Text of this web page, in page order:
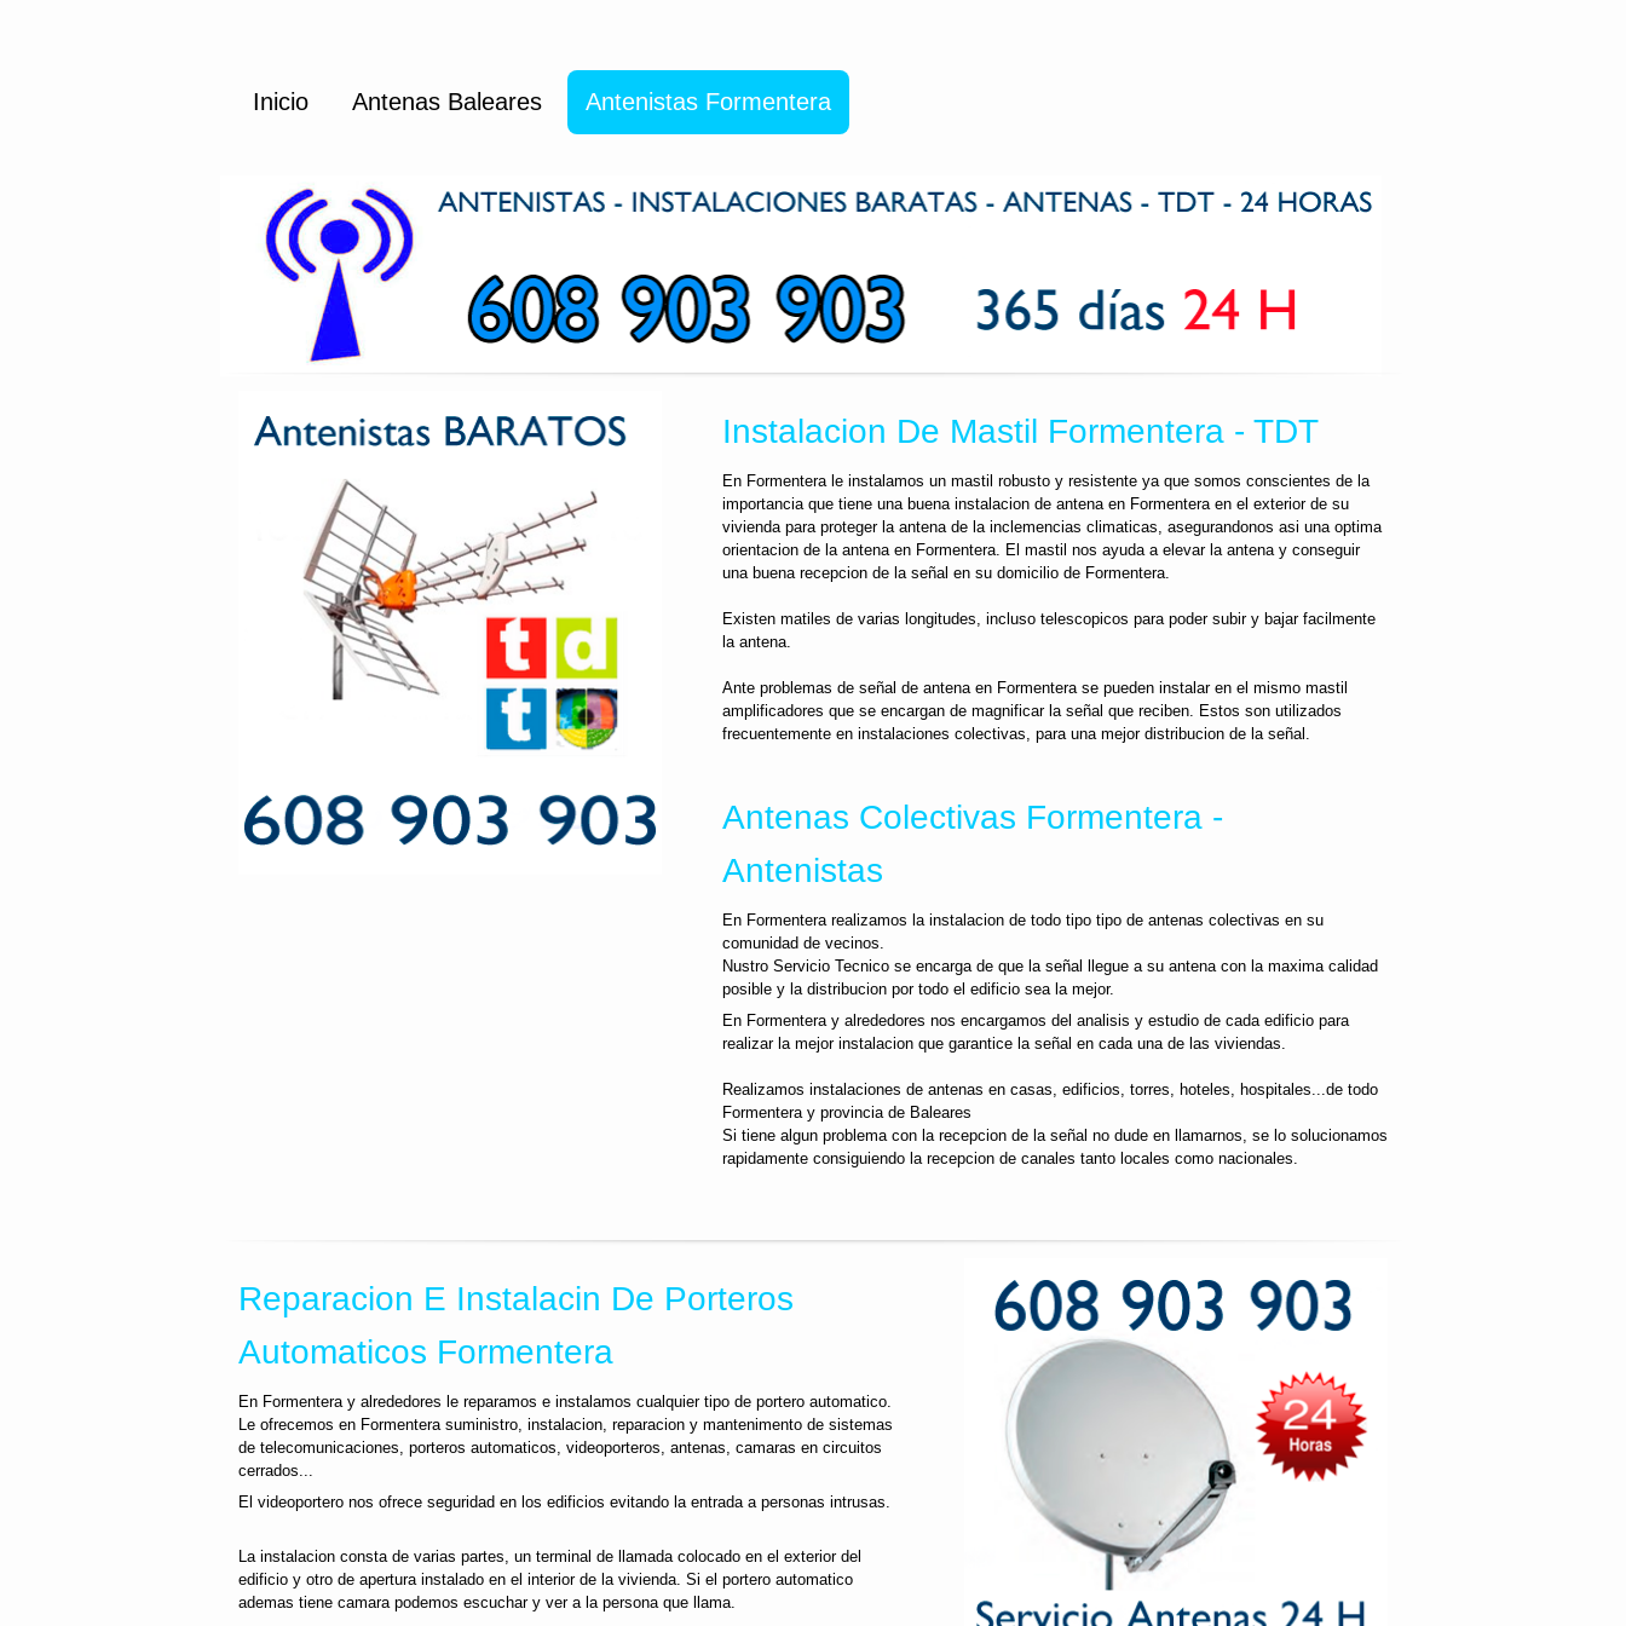
Inicio Antenas Baleares Antenistas Formentera
Instalacion De Mastil Formentera - TDT
En Formentera le instalamos un mastil robusto y resistente ya que somos conscientes de la
importancia que tiene una buena instalacion de antena en Formentera en el exterior de su
vivienda para proteger la antena de la inclemencias climaticas, asegurandonos asi una optima
orientacion de la antena en Formentera. El mastil nos ayuda a elevar la antena y conseguir
una buena recepcion de la señal en su domicilio de Formentera.
Existen matiles de varias longitudes, incluso telescopicos para poder subir y bajar facilmente
la antena.
Ante problemas de señal de antena en Formentera se pueden instalar en el mismo mastil
amplificadores que se encargan de magnificar la señal que reciben. Estos son utilizados
frecuentemente en instalaciones colectivas, para una mejor distribucion de la señal.
Antenas Colectivas Formentera -
Antenistas
En Formentera realizamos la instalacion de todo tipo tipo de antenas colectivas en su
comunidad de vecinos.
Nustro Servicio Tecnico se encarga de que la señal llegue a su antena con la maxima calidad
posible y la distribucion por todo el edificio sea la mejor.
En Formentera y alrededores nos encargamos del analisis y estudio de cada edificio para
realizar la mejor instalacion que garantice la señal en cada una de las viviendas.
Realizamos instalaciones de antenas en casas, edificios, torres, hoteles, hospitales...de todo
Formentera y provincia de Baleares
Si tiene algun problema con la recepcion de la señal no dude en llamarnos, se lo solucionamos
rapidamente consiguiendo la recepcion de canales tanto locales como nacionales.
Reparacion E Instalacin De Porteros
Automaticos Formentera
En Formentera y alrededores le reparamos e instalamos cualquier tipo de portero automatico.
Le ofrecemos en Formentera suministro, instalacion, reparacion y mantenimento de sistemas
de telecomunicaciones, porteros automaticos, videoporteros, antenas, camaras en circuitos
cerrados...
El videoportero nos ofrece seguridad en los edificios evitando la entrada a personas intrusas.
La instalacion consta de varias partes, un terminal de llamada colocado en el exterior del
edificio y otro de apertura instalado en el interior de la vivienda. Si el portero automatico
ademas tiene camara podemos escuchar y ver a la persona que llama.